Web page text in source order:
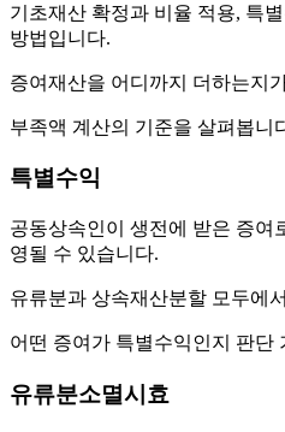
기초재산 확정과 비율 적용, 특
방법입니다.
증여재산을 어디까지 더하는지
부족액 계산의 기준을 살펴봅니
특별수익
공동상속인이 생전에 받은 증여
영될 수 있습니다.
유류분과 상속재산분할 모두에
어떤 증여가 특별수익인지 판단
유류분소멸시효